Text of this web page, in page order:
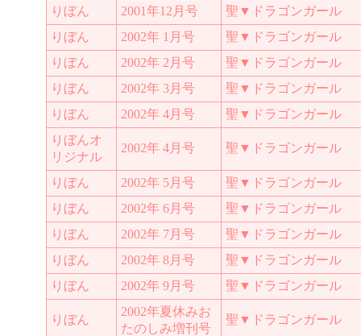
りぼん 2001年12月号
聖▼ドラゴンガール
りぼん
2002年 1月号
聖▼ドラゴンガール
りぼん
2002年 2月号
聖▼ドラゴンガール
りぼん
2002年 3月号
聖▼ドラゴンガール
りぼん
2002年 4月号
聖▼ドラゴンガール
りぼんオ
リジナル
2002年 4月号 聖▼ドラゴンガール
りぼん 2002年 5月号
聖▼ドラゴンガール
りぼん
2002年 6月号
聖▼ドラゴンガール
りぼん
2002年 7月号
聖▼ドラゴンガール
りぼん
2002年 8月号
聖▼ドラゴンガール
りぼん
2002年 9月号 聖▼ドラゴンガール
りぼん
2002年夏休みお
たのしみ増刊号
聖▼ドラゴンガール